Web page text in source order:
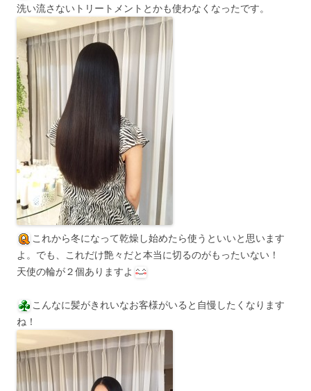
洗い流さないトリートメントとかも使わなくなったです。
これから冬になって乾燥し始めたら使うといいと思います
よ。でも、これだけ艶々だと本当に切るのがもったいない！
天使の輪が２個ありますよ
こんなに髪がきれいなお客様がいると自慢したくなります
ね！